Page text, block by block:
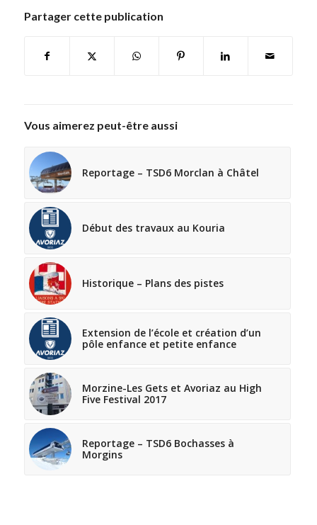
Partager cette publication
Vous aimerez peut-être aussi
Reportage – TSD6 Morclan à Châtel
Début des travaux au Kouria
Historique – Plans des pistes
Extension de l’école et création d’un
pôle enfance et petite enfance
Morzine-Les Gets et Avoriaz au High
Five Festival 2017
Reportage – TSD6 Bochasses à
Morgins